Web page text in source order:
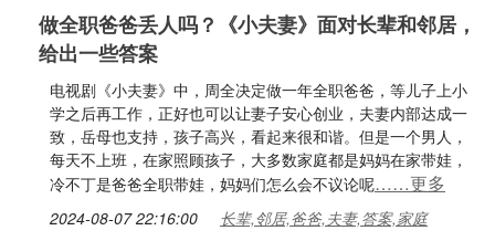
做全职爸爸丢人吗？《小夫妻》面对长辈和邻居，
给出一些答案
电视剧《小夫妻》中，周全决定做一年全职爸爸，等儿子上小
学之后再工作，正好也可以让妻子安心创业，夫妻内部达成一
致，岳母也支持，孩子高兴，看起来很和谐。但是一个男人，
每天不上班，在家照顾孩子，大多数家庭都是妈妈在家带娃，
冷不丁是爸爸全职带娃，妈妈们怎么会不议论呢……更多
2024-08-07 22:16:00 长辈,邻居,爸爸,夫妻,答案,家庭